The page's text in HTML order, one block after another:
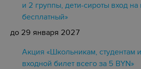
и 2 группы, дети-сироты вход
бесплатный»
до 29 января 2027
Акция «Школьникам, студентам
входной билет всего за 5 BYN»